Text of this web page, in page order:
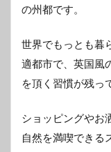
の州都です。
世界でもっとも暮
適都市で、英国風
を頂く習慣が残っ
ショッピングやお
自然を満喫できる